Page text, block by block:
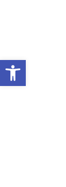
Open toolbar